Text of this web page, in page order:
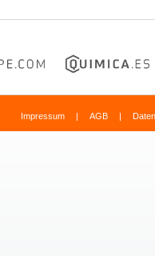
Impressum | AGB |